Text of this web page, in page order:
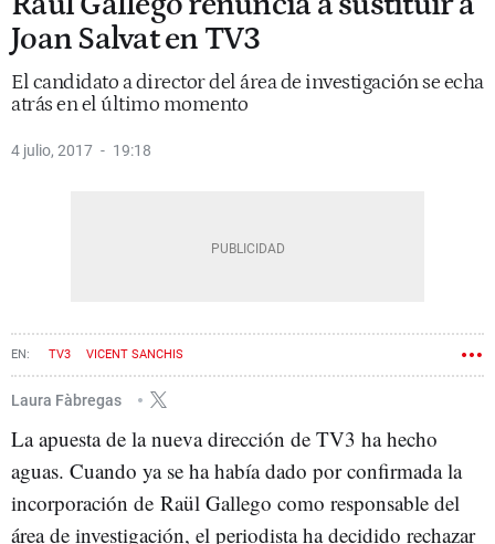
Joan Salvat en TV3
El candidato a director del área de investigación se echa
atrás en el último momento
4 julio, 2017 19:18
TV3 VICENT SANCHIS
Laura Fàbregas
La apuesta de la nueva dirección de TV3 ha hecho
aguas. Cuando ya se ha había dado por confirmada la
incorporación de Raül Gallego como responsable del
área de investigación, el periodista ha decidido rechazar